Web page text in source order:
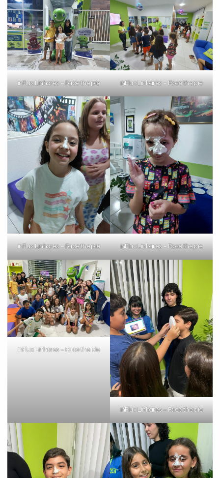
inFlux Linhares – Face the pie inFlux Linhares – Face the pie
inFlux Linhares – Face the pie inFlux Linhares – Face the pie
inFlux Linhares – Face the pie
inFlux Linhares – Face the pie